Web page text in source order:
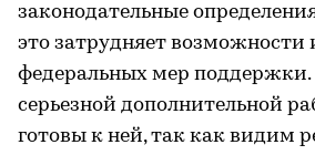
законодательные
это затрудняет возможности
федеральных мер поддержки.
серьезной дополнительной
готовы к ней, так как видим